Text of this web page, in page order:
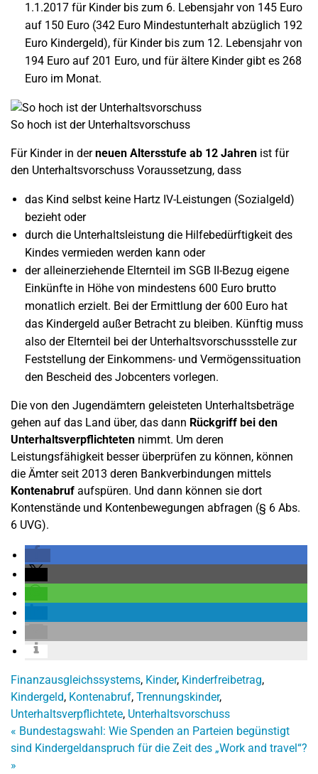
1.1.2017 für Kinder bis zum 6. Lebensjahr von 145 Euro
auf 150 Euro (342 Euro Mindestunterhalt abzüglich 192
Euro Kindergeld), für Kinder bis zum 12. Lebensjahr von
194 Euro auf 201 Euro, und für ältere Kinder gibt es 268
Euro im Monat.
So hoch ist der Unterhaltsvorschuss
Für Kinder in derneuen Altersstufe ab 12 Jahren ist für
den Unterhaltsvorschuss Voraussetzung, dass
das Kind selbst keine Hartz IV-Leistungen (Sozialgeld)
bezieht oder
durch die Unterhaltsleistung die Hilfebedürftigkeit des
Kindes vermieden werden kann oder
der alleinerziehende Elternteil im SGB II-Bezug eigene
Einkünfte in Höhe von mindestens 600 Euro brutto
monatlich erzielt. Bei der Ermittlung der 600 Euro hat
das Kindergeld außer Betracht zu bleiben. Künftig muss
also der Elternteil bei der Unterhaltsvorschussstelle zur
Feststellung der Einkommens- und Vermögenssituation
den Bescheid des Jobcenters vorlegen.
Die von den Jugendämtern geleisteten Unterhaltsbeträge
gehen auf das Land über, das dann Rückgriff bei den
Unterhaltsverpflichteten nimmt. Um deren
Leistungsfähigkeit besser überprüfen zu können, können
die Ämter seit 2013 deren Bankverbindungen mittels
Kontenabruf aufspüren. Und dann können sie dort
Kontenstände und Kontenbewegungen abfragen (§ 6 Abs.
6 UVG).
Finanzausgleichssystems, Kinder, Kinderfreibetrag,
Kindergeld, Kontenabruf, Trennungskinder,
Unterhaltsverpflichtete, Unterhaltsvorschuss
« Bundestagswahl: Wie Spenden an Parteien begünstigt
sind Kindergeldanspruch für die Zeit des „Work and travel“?
»